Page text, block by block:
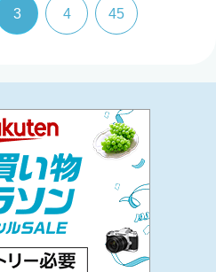
3 4 45